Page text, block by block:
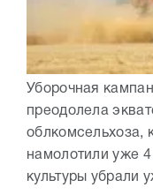
Уборочная
преодолела
облкомсельхоза,
намолотили уже
культуры убрали